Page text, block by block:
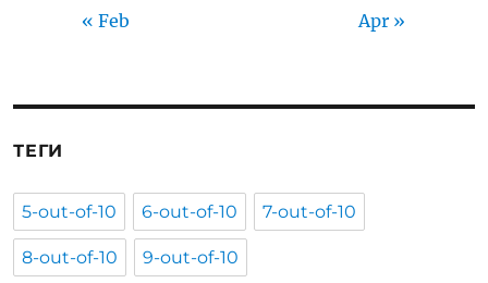
« Feb Apr »
ТЕГИ
5-out-of-10 6-out-of-10 7-out-of-10
8-out-of-10 9-out-of-10